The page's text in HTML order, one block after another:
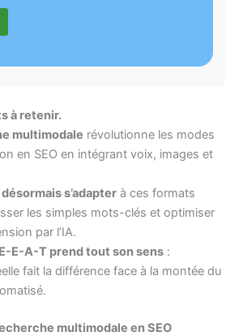
à retenir.
multimodale révolutionne les modes
en SEO en intégrant voix, images et
s’adapter à ces formats
les simples mots-clés et optimiser
par l’IA.
E-E-A-T prend tout son sens :
fait la différence face à la montée du
multimodale en SEO